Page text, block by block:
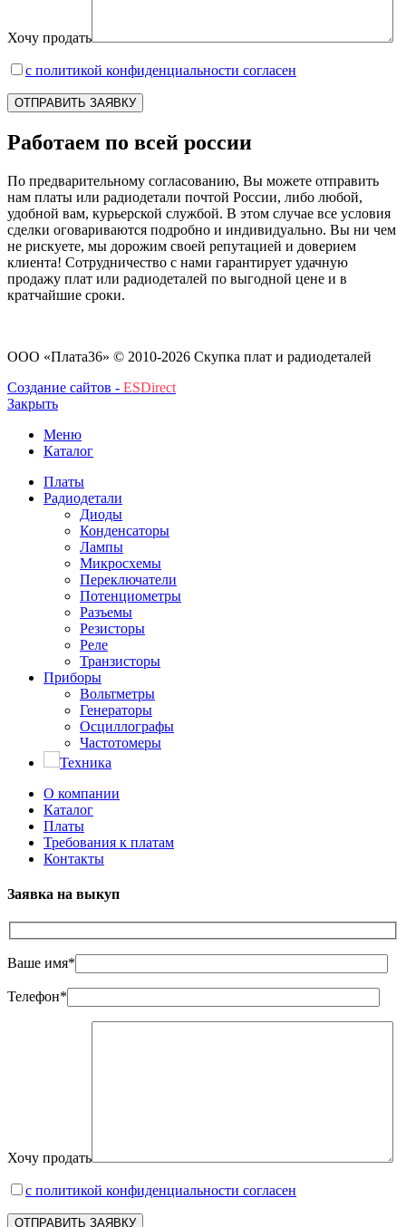
Хочу продать
с политикой конфиденциальности согласен
Работаем по всей россии
По предварительному согласованию, Вы можете отправить
нам платы или радиодетали почтой России, либо любой,
удобной вам, курьерской службой. В этом случае все условия
сделки оговариваются подробно и индивидуально. Вы ни чем
не рискуете, мы дорожим своей репутацией и доверием
клиента! Сотрудничество с нами гарантирует удачную
продажу плат или радиодеталей по выгодной цене и в
кратчайшие сроки.
ООО «Плата36» © 2010-2026 Скупка плат и радиодеталей
Создание сайтов - ESDirect
Закрыть
Меню
Каталог
Платы
Радиодетали
Диоды
Конденсаторы
Лампы
Микросхемы
Переключатели
Потенциометры
Разъемы
Резисторы
Реле
Транзисторы
Приборы
Вольтметры
Генераторы
Осциллографы
Частотомеры
Техника
О компании
Каталог
Платы
Требования к платам
Контакты
Заявка на выкуп
Ваше имя*
Телефон*
Хочу продать
с политикой конфиденциальности согласен